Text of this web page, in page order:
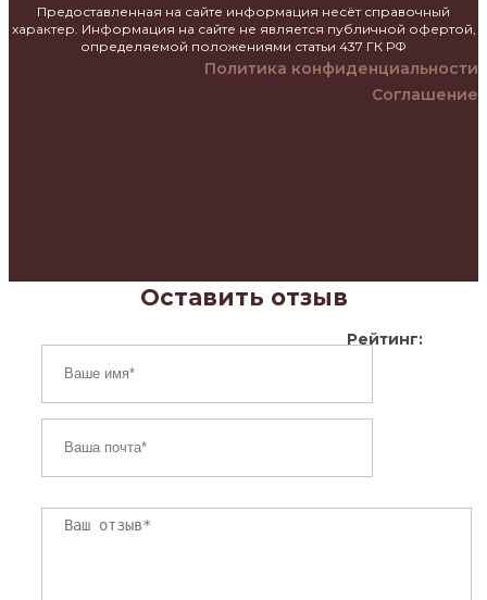
Предоставленная на сайте информация несёт справочный
характер. Информация на сайте не является публичной офертой,
определяемой положениями статьи 437 ГК РФ
Политика конфиденциальности
Соглашение
Оставить отзыв
Рейтинг: